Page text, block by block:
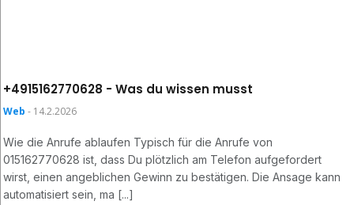
+4915162770628 - Was du wissen musst
Web - 14.2.2026
Wie die Anrufe ablaufen Typisch für die Anrufe von
015162770628 ist, dass Du plötzlich am Telefon aufgefordert
wirst, einen angeblichen Gewinn zu bestätigen. Die Ansage kann
automatisiert sein, ma [...]